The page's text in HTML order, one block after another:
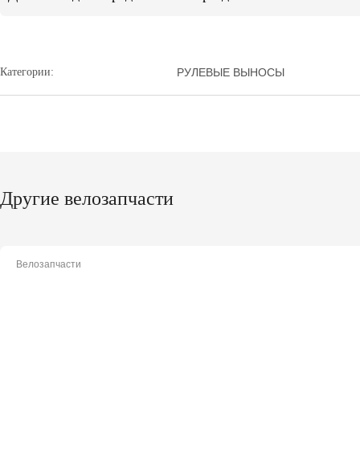
Категории: РУЛЕВЫЕ ВЫНОСЫ
Другие велозапчасти
Велозапчасти